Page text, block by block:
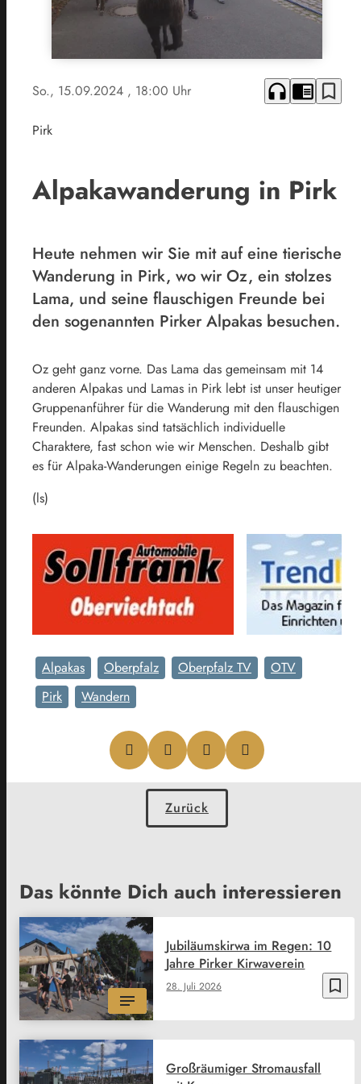
So., 15.09.2024 , 18:00 Uhr headphones chrome_reader_mode bookmark_border
Pirk
Alpakawanderung in Pirk
Heute nehmen wir Sie mit auf eine tierische
Wanderung in Pirk, wo wir Oz, ein stolzes
Lama, und seine flauschigen Freunde bei
den sogenannten Pirker Alpakas besuchen.
Oz geht ganz vorne. Das Lama das gemeinsam mit 14
anderen Alpakas und Lamas in Pirk lebt ist unser heutiger
Gruppenanführer für die Wanderung mit den flauschigen
Freunden. Alpakas sind tatsächlich individuelle
Charaktere, fast schon wie wir Menschen. Deshalb gibt
es für Alpaka-Wanderungen einige Regeln zu beachten.
(ls)
Alpakas Oberpfalz Oberpfalz TV
OTV
Pirk
Wandern
Zurück
Das könnte Dich auch interessieren
bookmark_border
28. Juli 2026
Jubiläumskirwa im Regen: 10
Jahre Pirker Kirwaverein
Großräumiger Stromausfall